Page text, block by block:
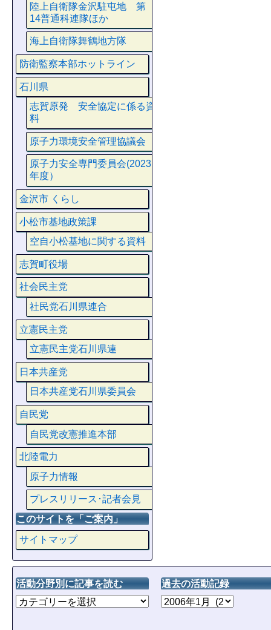
陸上自衛隊金沢駐屯地 第
14普通科連隊ほか
海上自衛隊舞鶴地方隊
防衛監察本部ホットライン
石川県
志賀原発 安全協定に係る資
料
原子力環境安全管理協議会
原子力安全専門委員会(2023
年度）
金沢市 くらし
小松市基地政策課
空自小松基地に関する資料
志賀町役場
社会民主党
社民党石川県連合
立憲民主党
立憲民主党石川県連
日本共産党
日本共産党石川県委員会
自民党
自民党改憲推進本部
北陸電力
原子力情報
プレスリリース･記者会見
このサイトを「ご案内」
サイトマップ
活動分野別に記事を読む 過去の活動記録